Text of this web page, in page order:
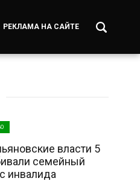
РЕКЛАМА НА САЙТЕ
власти 5
семейный
инвалида